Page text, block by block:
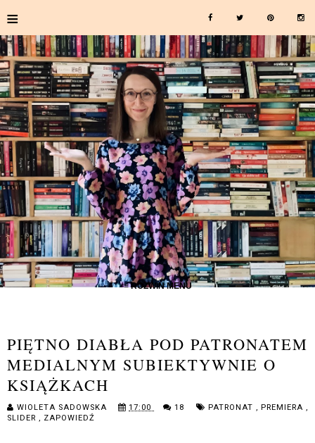
≡
≡ ROZWIŃ MENU
PIĘTNO DIABŁA POD PATRONATEM
MEDIALNYM SUBIEKTYWNIE O
KSIĄŻKACH
WIOLETA SADOWSKA 17:00 18 PATRONAT , PREMIERA ,
SLIDER , ZAPOWIEDŹ